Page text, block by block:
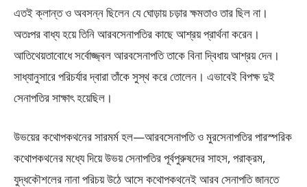
এতই ক্লান্ত ও অবসন্ন ছিলেন যে ঘােড়ায় চড়ার ক্ষমতাও তার ছিল না।
অতঃপর বাধ্য হয়ে তিনি আরবসেনাপতির কাছে আশ্রয় প্রার্থনা করেন।
আতিথেয়তাবােধে সর্বোজ্জ্বল আরবসেনাপতি তাকে বিনা দ্বিধায় আশ্রয় দেন।
সাধ্যানুসারে পরিচর্যার দ্বারা তাঁকে সুস্থ করে তােলেন। এভাবেই বিপক্ষ দুই
সেনাপতির সাক্ষাৎ হয়েছিল।
উভয়ের কথােপকথনের সারমর্ম হল—আরবসেনাপতি ও মুরসেনাপতির পারস্পরিক
কথােপকথনের মধ্যে দিয়ে উভয় সেনাপতির পূর্বপুরুষদের সাহস, পরাক্রম,
যুদ্ধকৌশলের নানা পরিচয় উঠে আসে কথােপকথনেই আরব সেনাপতি জানতে